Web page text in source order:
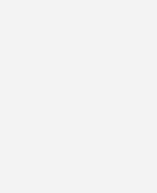
2023 folgen. Die Gaskommission
der Gasverbraucher damit
reduziert werde.
hohen Belastungen abfedern, die bis
also des mittelfristig
die Gasverbraucher zukommen.
führen in etwa zu einer
bei Erdgas und Fernwärme. Sie
sobald die Gaspreise unter die
von 12 Ct/kWh für Haushalte (Brutto-
induzierten Preisbestandteile)
von 9,5 Ct/kWh für Fernwärme bzw. bei
fallen. Mit den